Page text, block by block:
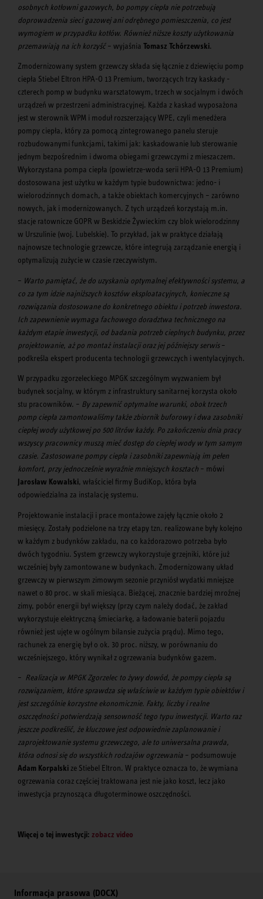
osobnych kotłowni gazowych, bo pompy ciepła nie potrzebują
doprowadzenia sieci gazowej ani odrębnego pomieszczenia, co jest
wymogiem w przypadku kotłów. Również niższe koszty użytkowania
przemawiają na ich korzyść– wyjaśnia Tomasz Tchórzewski.
Zmodernizowany system grzewczy składa się łącznie z dziewięciu pomp
ciepła Stiebel Eltron HPA-O 13 Premium, tworzących trzy kaskady -
czterech pomp w budynku warsztatowym, trzech w socjalnym i dwóch
urządzeń w przestrzeni administracyjnej. Każda z kaskad wyposażona
jest w sterownik WPM i moduł rozszerzający WPE, czyli menedżera
pompy ciepła, który za pomocą zintegrowanego panelu steruje
rozbudowanymi funkcjami, takimi jak: kaskadowanie lub sterowanie
jednym bezpośrednim i dwoma obiegami grzewczymi z mieszaczem.
Wykorzystana pompa ciepła (powietrze-woda serii HPA-O 13 Premium)
dostosowana jest użytku w każdym typie budownictwa: jedno- i
wielorodzinnych domach, a także obiektach komercyjnych – zarówno
nowych, jak i modernizowanych. Z tych urządzeń korzystają m.in.
stacje ratownicze GOPR w Beskidzie Żywieckim czy blok wielorodzinny
w Urszulinie (woj. Lubelskie). To przykład, jak w praktyce działają
najnowsze technologie grzewcze, które integrują zarządzanie energią i
optymalizują zużycie w czasie rzeczywistym.
– Warto pamiętać, że do uzyskania optymalnej efektywności systemu, a
co za tym idzie najniższych kosztów eksploatacyjnych, konieczne są
rozwiązania dostosowane do konkretnego obiektu i potrzeb inwestora.
Ich zapewnienie wymaga fachowego doradztwa technicznego na
każdym etapie inwestycji, od badania potrzeb cieplnych budynku, przez
projektowanie, aż po montaż instalacji oraz jej późniejszy serwis–
podkreśla ekspert producenta technologii grzewczych i wentylacyjnych.
W przypadku zgorzeleckiego MPGK szczególnym wyzwaniem był
budynek socjalny, w którym z infrastruktury sanitarnej korzysta około
stu pracowników. – By zapewnić optymalne warunki, obok trzech
pomp ciepła zamontowaliśmy także zbiornik buforowy i dwa zasobniki
ciepłej wody użytkowej po 500 litrów każdy. Po zakończeniu dnia pracy
wszyscy pracownicy muszą mieć dostęp do ciepłej wody w tym samym
czasie. Zastosowane pompy ciepła i zasobniki zapewniają im pełen
komfort, przy jednocześnie wyraźnie mniejszych kosztach – mówi
Jarosław Kowalski, właściciel firmy BudiKop, która była
odpowiedzialna za instalację systemu.
Projektowanie instalacji i prace montażowe zajęły łącznie około 2
miesięcy. Zostały podzielone na trzy etapy tzn. realizowane były kolejno
w każdym z budynków zakładu, na co każdorazowo potrzeba było
dwóch tygodniu. System grzewczy wykorzystuje grzejniki, które już
wcześniej były zamontowane w budynkach. Zmodernizowany układ
grzewczy w pierwszym zimowym sezonie przyniósł wydatki mniejsze
nawet o 80 proc. w skali miesiąca. Bieżącej, znacznie bardziej mroźnej
zimy, pobór energii był większy (przy czym należy dodać, że zakład
wykorzystuje elektryczną śmieciarkę, a ładowanie baterii pojazdu
również jest ujęte w ogólnym bilansie zużycia prądu). Mimo tego,
rachunek za energię był o ok. 30 proc. niższy, w porównaniu do
wcześniejszego, który wynikał z ogrzewania budynków gazem.
– Realizacja w MPGK Zgorzelec to żywy dowód, że pompy ciepła są
rozwiązaniem, które sprawdza się właściwie w każdym typie obiektów i
jest szczególnie korzystne ekonomicznie. Fakty, liczby i realne
oszczędności potwierdzają sensowność tego typu inwestycji. Warto raz
jeszcze podkreślić, że kluczowe jest odpowiednie zaplanowanie i
zaprojektowanie systemu grzewczego, ale to uniwersalna prawda,
która odnosi się do wszystkich rodzajów ogrzewania – podsumowuje
Adam Korpalski ze Stiebel Eltron. W praktyce oznacza to, że wymiana
ogrzewania coraz częściej traktowana jest nie jako koszt, lecz jako
inwestycja przynosząca długoterminowe oszczędności.
Więcej o tej inwestycji: zobacz video
Informacja prasowa (DOCX)